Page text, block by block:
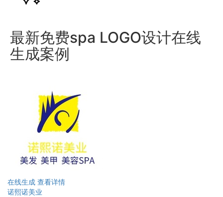
最新免费spa LOGO设计在线
生成案例
在线生成 查看详情
诺熙诺美业